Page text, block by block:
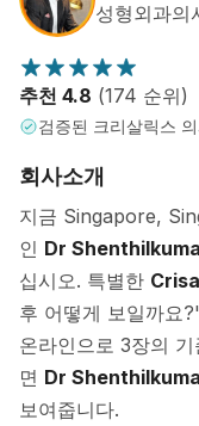
성형외과의
추천 4.8 (174 순위)
검증된 크리살릭스
회사소개
지금 Singapore,
인 Dr
십시오. 특별한
후 어떻게 보일까요
온라인으로 3장의
면 Dr
보여줍니다.